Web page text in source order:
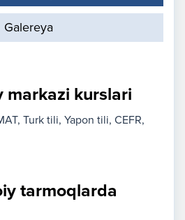
Galereya
markazi kurslari
Turk tili Yapon tili CEFR
tarmoqlarda